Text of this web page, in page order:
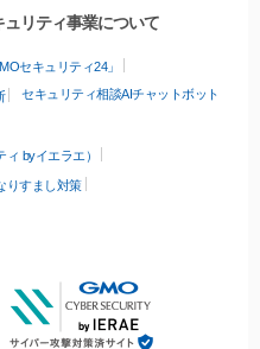
リティ事業について
セキュリティ24」
セキュリティ相談AIチャットボット
byイエラエ）
りすまし対策